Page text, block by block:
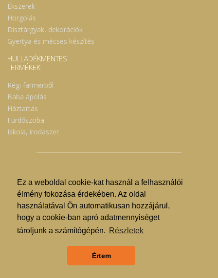
Ez a weboldal cookie-kat használ a felhasználói
élmény fokozása érdekében. Az oldal
használatával Ön automatikusan hozzájárul,
hogy a cookie-ban apró adatmennyiséget
tároljunk a számítógépén. Részletek
Értem
Ékszerek
Horgolás
Dísztárgyak, dekorációk
Gyertya és mécses készítés
HULLADÉKMENTES
TERMÉKEK
Régi farmerből
Baba ápolás
Háztartás
Fürdőszoba
Iskola, irodaszer
© Nyíregyházi Kosár Közösség 2019.
Hogyan lehet vásárolni?
GDPR
ÁSZF